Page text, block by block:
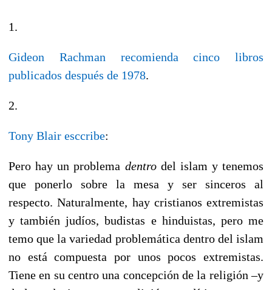
1.
Gideon Rachman recomienda cinco libros
publicados después de 1978.
2.
Tony Blair esccribe:
Pero hay un problema dentrodel islam y tenemos
que ponerlo sobre la mesa y ser sinceros al
respecto. Naturalmente, hay cristianos extremistas
y también judíos, budistas e hinduistas, pero me
temo que la variedad problemática dentro del islam
no está compuesta por unos pocos extremistas.
Tiene en su centro una concepción de la religión –y